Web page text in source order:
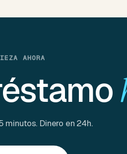
AHORA
minutos. Dinero en 24h.